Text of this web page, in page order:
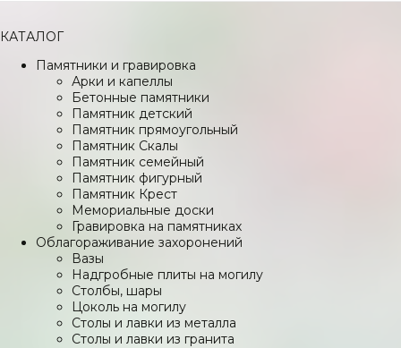
КАТАЛОГ
Памятники и гравировка
Арки и капеллы
Бетонные памятники
Памятник детский
Памятник прямоугольный
Памятник Скалы
Памятник семейный
Памятник фигурный
Памятник Крест
Мемориальные доски
Гравировка на памятниках
Облагораживание захоронений
Вазы
Надгробные плиты на могилу
Столбы, шары
Цоколь на могилу
Столы и лавки из металла
Столы и лавки из гранита